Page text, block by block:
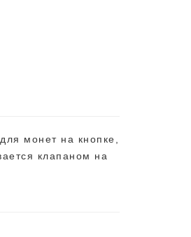
монет на кнопке,
клапаном на